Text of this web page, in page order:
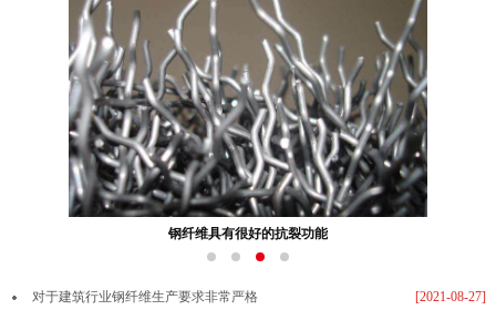
钢纤维具有很好的抗裂功能
[2021-08-27]
对于建筑行业钢纤维生产要求非常严格